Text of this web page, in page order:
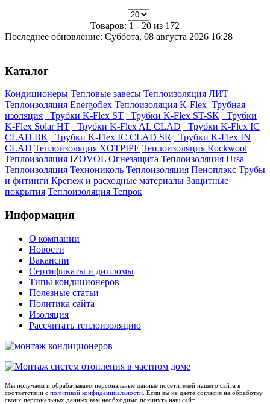
Товаров: 1 - 20 из 172
Последнее обновление: Суббота, 08 августа 2026 16:28
Каталог
Кондиционеры Тепловые завесы Теплоизоляция ЛИТ
Теплоизоляция Energoflex Теплоизоляция K-Flex Трубная
изоляция
Трубки K-Flex ST Трубки K-Flex ST-SK
Трубки
K-Flex Solar HT
Трубки K-Flex AL CLAD
Трубки K-Flex IC
CLAD BK
Трубки K-Flex IC CLAD SR
Трубки K-Flex IN
CLAD Теплоизоляция XOTPIPE Теплоизоляция Rockwool
Теплоизоляция IZOVOL Огнезащита Теплоизоляция Ursa
Теплоизоляция Технониколь Теплоизоляция Пеноплэкс Трубы
и фитинги Крепеж и расходные материалы Защитные
покрытия Теплоизоляция Тепрок
Информация
О компании
Новости
Вакансии
Сертификаты и дипломы
Типы кондиционеров
Полезные статьи
Политика сайта
Изоляция
Рассчитать теплоизоляцию
Мы получаем и обрабатываем персональные данные посетителей нашего сайта в
соответствии с политикой конфиденциальности . Если вы не даете согласия на обработку
своих персональных данных,вам необходимо покинуть наш сайт.